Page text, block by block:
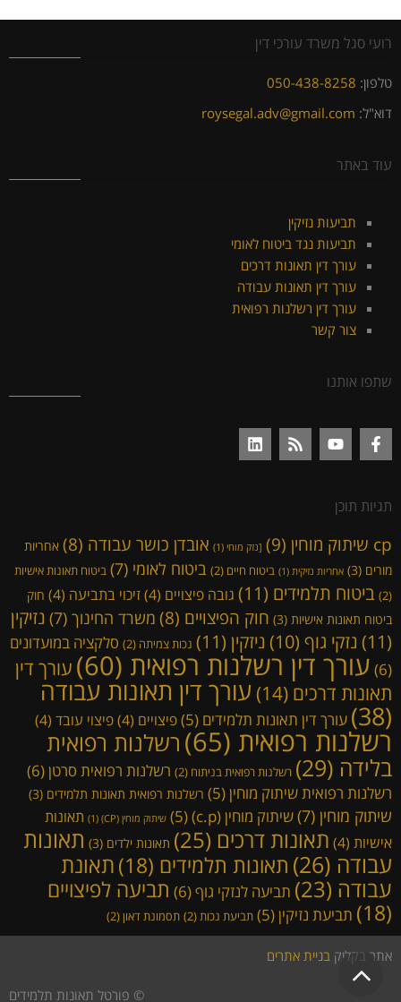
רועי סגל משרד עורכי דין
טלפון: 050-438-8258
דוא"ל: roysegal.adv@gmail.com
עוד באתר
תביעות נזיקין
תביעות נגד ביטוח לאומי
עורך דין תאונות דרכים
עורך דין תאונות עבודה
עורך דין רשלנות רפואית
צור קשר
שתפו אותנו
תגיות תוכן
cp שיתוק מוחין (9) [נזק מוחי (1) אובדן כושר עבודה (8)
אחריות
מורים (3) אחריות נזיקית (1) ביטוח חיים (2) ביטוח לאומי (7)
ביטוח תאונות אישיות
(2)
ביטוח תלמידים (11) גובה פיצויים (4) זיכוי בתביעה (4)
חוק
ביטוח תאונות אישיות (3) חוק הפיצויים (8) משרד החינוך (7)
נזיקין
(11)
נזקי גוף (10) ניזקין (11) נכות צמיתה (2)
סלקציה במועדונים
(6)
עורך דין רשלנות רפואית (60)
עורך דין
תאונות דרכים (14) עורך דין תאונות עבודה
(38) עורך דין תאונות תלמידים (5) פיצויים (4) פיצוי עובד (4)
רשלנות רפואית (65)
רשלנות רפואית
בלידה (29) רשלנות רפואית בניתוח (2) רשלנות רפואית סרטן(6)
רשלנות רפואית שיתוק מוחין(5) רשלנות רפואית תאונות תלמידים (3)
שיתוק מוחין (7) שיתוק מוחין (c.p) (5) שיתוק מוחין (CP) (1)
תאונות
אישיות (4) תאונות דרכים (25) תאונות ילדים (3)
תאונות
עבודה (26) תאונות תלמידים (18)
תאונת
עבודה (23) תביעה לנזקי גוף(6)
תביעה לפיצויים
(18)
תביעת נזיקין(5) תביעת נכות(2) תסמונת דאון(2)
אתר בקליק בניית אתרים
© פורטל תאונות תלמידים
גלילה